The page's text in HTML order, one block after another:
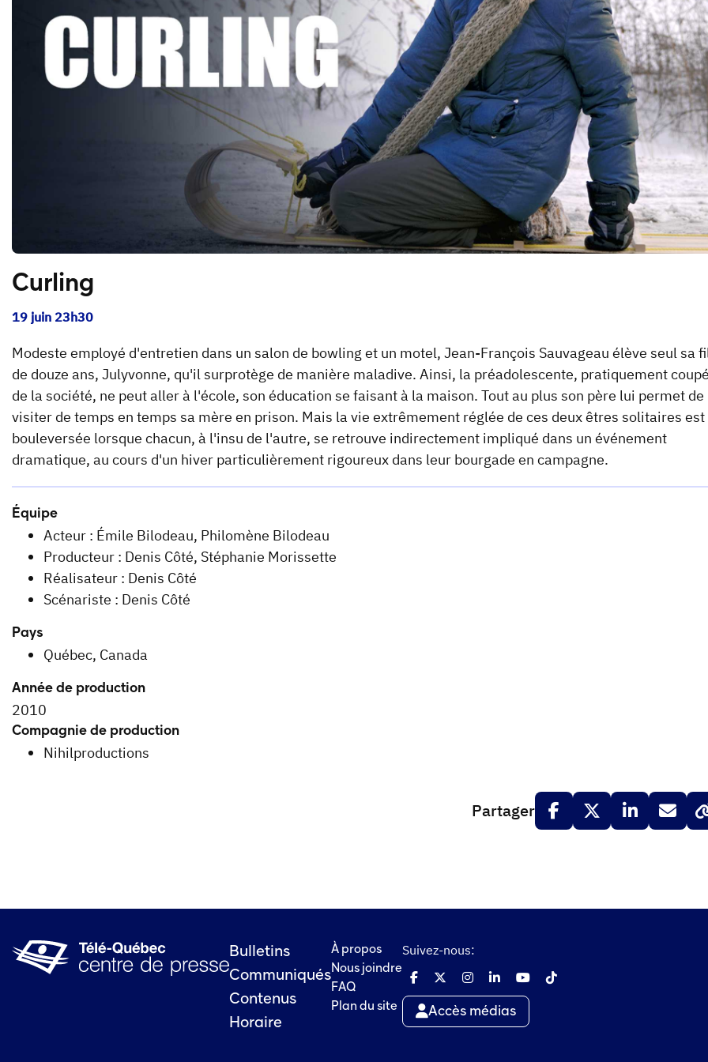
Curling
19 juin 23h30
Modeste employé d'entretien dans un salon de bowling et un motel, Jean-François Sauvageau élève seul sa
de douze ans, Julyvonne, qu'il surprotège de manière maladive. Ainsi, la préadolescente, pratiquement
de la société, ne peut aller à l'école, son éducation se faisant à la maison. Tout au plus son père lui permet de
visiter de temps en temps sa mère en prison. Mais la vie extrêmement réglée de ces deux êtres solitaires est
bouleversée lorsque chacun, à l'insu de l'autre, se retrouve indirectement impliqué dans un événement
dramatique, au cours d'un hiver particulièrement rigoureux dans leur bourgade en campagne.
Équipe
Acteur : Émile Bilodeau, Philomène Bilodeau
Producteur : Denis Côté, Stéphanie Morissette
Réalisateur : Denis Côté
Scénariste : Denis Côté
Pays
Québec, Canada
Année de production
2010
Compagnie de production
Nihilproductions
Partager
Bulletins
Communiqués
Contenus
Horaire
À propos
Nous joindre
FAQ
Plan du site
Suivez-nous:
Accès médias